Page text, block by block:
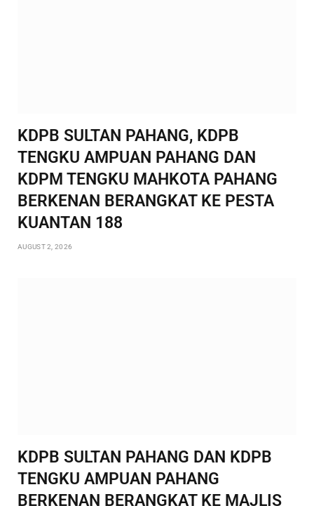
KDPB SULTAN PAHANG, KDPB
TENGKU AMPUAN PAHANG DAN
KDPM TENGKU MAHKOTA PAHANG
BERKENAN BERANGKAT KE PESTA
KUANTAN 188
AUGUST 2, 2026
KDPB SULTAN PAHANG DAN KDPB
TENGKU AMPUAN PAHANG
BERKENAN BERANGKAT KE MAJLIS